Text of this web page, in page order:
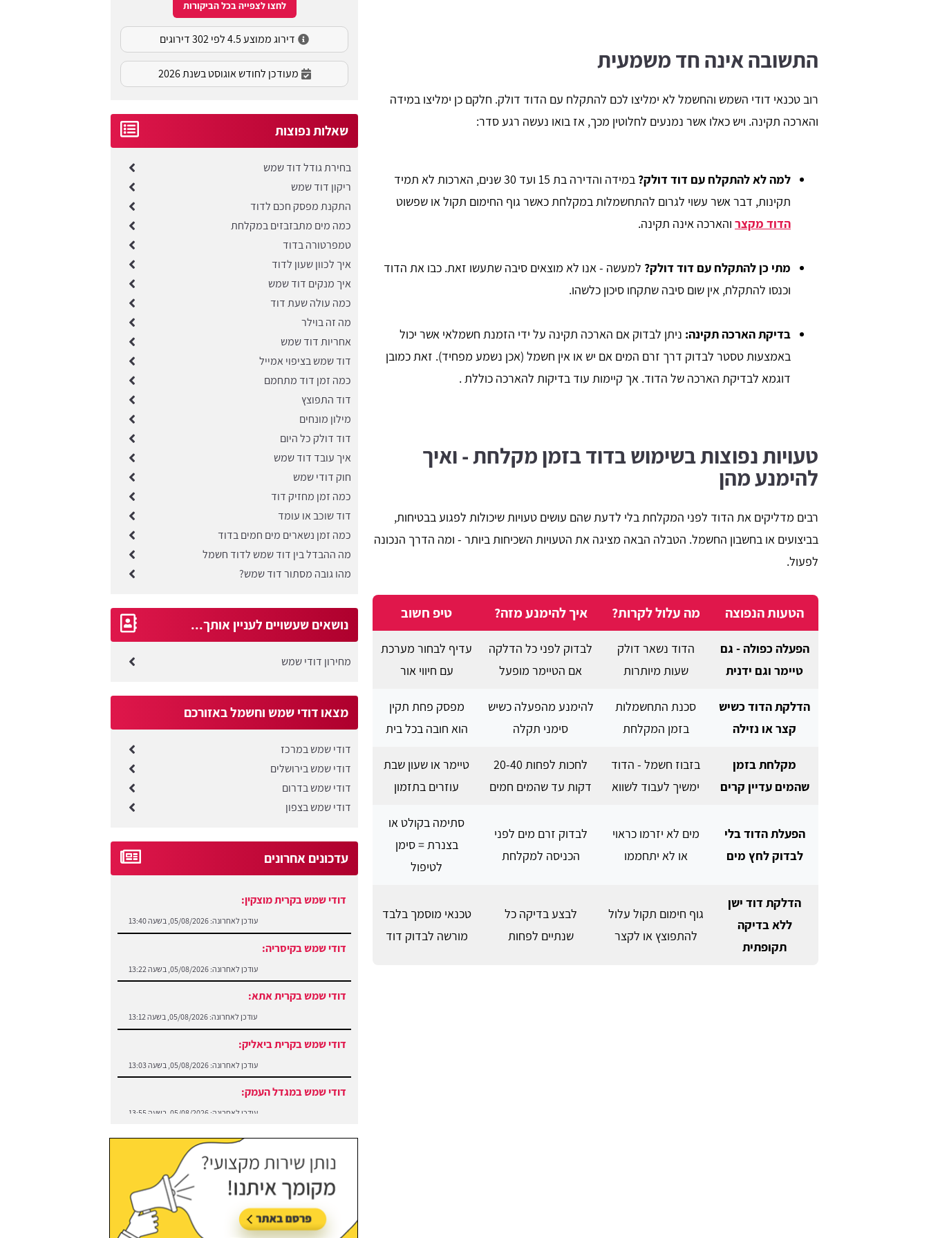
התשובה אינה חד משמעית
רוב טכנאי דודי השמש והחשמל לא ימליצו לכם להתקלח עם הדוד דולק. חלקם כן ימליצו במידה
והארכה תקינה. ויש כאלו אשר נמנעים לחלוטין מכך, אז בואו נעשה רגע סדר:
למה לא להתקלח עם דוד דולק?
במידה והדירה בת 15 ועד 30 שנים, הארכות לא תמיד
תקינות, דבר אשר עשוי לגרום להתחשמלות במקלחת כאשר גוף החימום תקול או שפשוט
הדוד מקצר והארכה אינה תקינה.
מתי כן להתקלח עם דוד דולק? למעשה - אנו לא מוצאים סיבה שתעשו זאת. כבו את הדוד
וכנסו להתקלח, אין שום סיבה שתקחו סיכון כלשהו.
בדיקת הארכה תקינה: ניתן לבדוק אם הארכה תקינה על ידי הזמנת חשמלאי אשר יכול
באמצעות טסטר לבדוק דרך זרם המים אם יש או אין חשמל (אכן נשמע מפחיד). זאת כמובן
דוגמא לבדיקת הארכה של הדוד. אך קיימות עוד בדיקות להארכה כוללת .
טעויות נפוצות בשימוש בדוד בזמן מקלחת - ואיך
להימנע מהן
רבים מדליקים את הדוד לפני המקלחת בלי לדעת שהם עושים טעויות שיכולות לפגוע בבטיחות,
בביצועים או בחשבון החשמל. הטבלה הבאה מציגה את הטעויות השכיחות ביותר - ומה הדרך הנכונה
לפעול.
הטעות הנפוצה מה עלול לקרות? איך להימנע מזה? טיפ חשוב
הפעלה כפולה - גם
טיימר וגם ידנית
הדוד נשאר דולק
שעות מיותרות
לבדוק לפני כל הדלקה
אם הטיימר מופעל
עדיף לבחור מערכת
עם חיווי אור
הדלקת הדוד כשיש
קצר או נזילה
סכנת התחשמלות
בזמן המקלחת
להימנע מהפעלה כשיש
סימני תקלה
מפסק פחת תקין
הוא חובה בכל בית
מקלחת בזמן
שהמים עדיין קרים
בזבוז חשמל - הדוד
ימשיך לעבוד לשווא
לחכות לפחות 20-40
דקות עד שהמים חמים
טיימר או שעון שבת
עוזרים בתזמון
הפעלת הדוד בלי
לבדוק לחץ מים
מים לא יזרמו כראוי
או לא יתחממו
לבדוק זרם מים לפני
הכניסה למקלחת
סתימה בקולט או
בצנרת = סימן
לטיפול
הדלקת דוד ישן
ללא בדיקה
תקופתית
גוף חימום תקול עלול
להתפוצץ או לקצר
לבצע בדיקה כל
שנתיים לפחות
טכנאי מוסמך בלבד
מורשה לבדוק דוד
לחצו לצפייה בכל הביקורות
דירוג ממוצע 4.5 לפי 302 דירוגים
מעודכן לחודש אוגוסט בשנת 2026
שאלות נפוצות
בחירת גודל דוד שמש
ריקון דוד שמש
התקנת מפסק חכם לדוד
כמה מים מתבזבזים במקלחת
טמפרטורה בדוד
איך לכוון שעון לדוד
איך מנקים דוד שמש
כמה עולה שעת דוד
מה זה בוילר
אחריות דוד שמש
דוד שמש בציפוי אמייל
כמה זמן דוד מתחמם
דוד התפוצץ
מילון מונחים
דוד דולק כל היום
איך עובד דוד שמש
חוק דודי שמש
כמה זמן מחזיק דוד
דוד שוכב או עומד
כמה זמן נשארים מים חמים בדוד
מה ההבדל בין דוד שמש לדוד חשמל
מהו גובה מסתור דוד שמש?
נושאים שעשויים לעניין אותך...
מחירון דודי שמש
מצאו דודי שמש וחשמל באזורכם
דודי שמש במרכז
דודי שמש בירושלים
דודי שמש בדרום
דודי שמש בצפון
עדכונים אחרונים
דודי שמש בקרית מוצקין:
עודכן לאחרונה: 05/08/2026, בשעה 13:40
דודי שמש בקיסריה:
עודכן לאחרונה: 05/08/2026, בשעה 13:22
דודי שמש בקרית אתא:
עודכן לאחרונה: 05/08/2026, בשעה 13:12
דודי שמש בקרית ביאליק:
עודכן לאחרונה: 05/08/2026, בשעה 13:03
דודי שמש במגדל העמק:
עודכן לאחרונה: 05/08/2026, בשעה 13:55